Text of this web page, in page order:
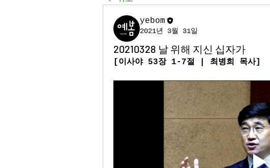
yebom
2021년 3월 31일
20210328 날 위해 지신 십자가
[이사야 53장 1-7절 | 최병희 목사]